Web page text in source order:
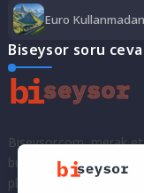
Euro
Biseysor soru
Biseysor.com, merak
bulunmak ve
platformdur.